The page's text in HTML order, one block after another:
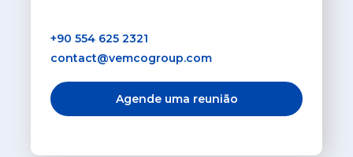
+90 554 625 2321
contact@vemcogroup.com
Agende uma reunião